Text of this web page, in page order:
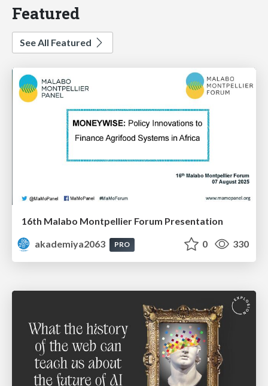
Featured
See All Featured
16th Malabo Montpellier Forum Presentation
akademiya2063
PRO 0 330